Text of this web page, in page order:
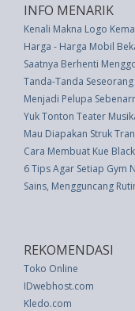
INFO MENARIK
Kenali Makna Logo
Harga - Harga Mobil
Saatnya Berhenti
Tanda-Tanda
Menjadi Pelupa
Yuk Tonton Teater
Mau Diapakan Struk
Cara Membuat Kue
6 Tips Agar Setiap Gym
Sains, Mengguncang
REKOMENDASI
Toko Online
IDwebhost.com
Kledo.com